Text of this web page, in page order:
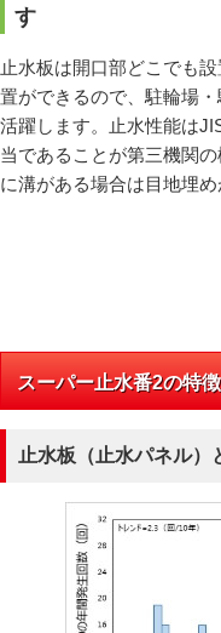
す
止水板は開口部どこでも
置ができるので、駐輪場
活躍します。止水性能は
当であることが第三機関
に溝がある場合は目地埋
スーパー止水番2の特
止水板（止水パネル）